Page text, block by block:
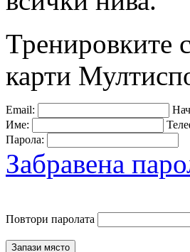
Тренировките
карти
Email:
Име:
Парола:
Забравена
Повтори паролата